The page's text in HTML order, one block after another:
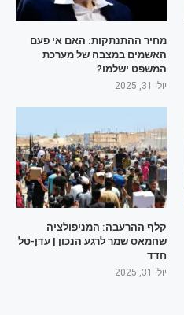
מחיר ההתנתקות: האם אי פעם
האשמים במצבה של מערכת
המשפט ישלמו?
יולי 31, 2025
קלף ההרעבה: המניפולציה
שחמאס שמר לרגע הנכון | עדן-טל
חדד
יולי 31, 2025